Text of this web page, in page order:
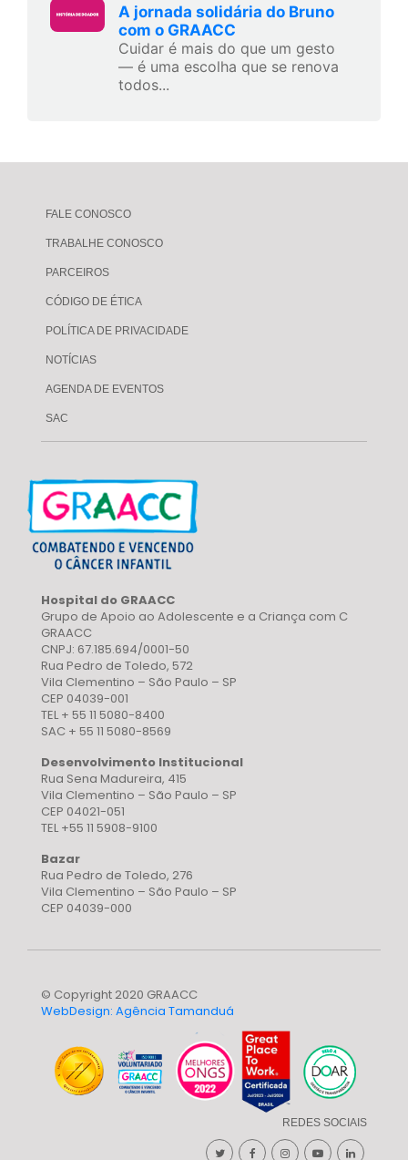
A jornada solidária do Bruno
com o GRAACC
Cuidar é mais do que um gesto
— é uma escolha que se renova
todos...
FALE CONOSCO
TRABALHE CONOSCO
PARCEIROS
CÓDIGO DE ÉTICA
POLÍTICA DE PRIVACIDADE
NOTÍCIAS
AGENDA DE EVENTOS
SAC
Hospital do GRAACC
Grupo de Apoio ao Adolescente e a Criança com C
GRAACC
CNPJ: 67.185.694/0001-50
Rua Pedro de Toledo, 572
Vila Clementino – São Paulo – SP
CEP 04039-001
TEL + 55 11 5080-8400
SAC + 55 11 5080-8569
Desenvolvimento Institucional
Rua Sena Madureira, 415
Vila Clementino – São Paulo – SP
CEP 04021-051
TEL +55 11 5908-9100
Bazar
Rua Pedro de Toledo, 276
Vila Clementino – São Paulo – SP
CEP 04039-000
© Copyright 2020 GRAACC
WebDesign: Agência Tamanduá
REDES SOCIAIS